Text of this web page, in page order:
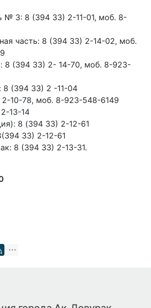
№ 3: 8 (394 33) 2-11-01, моб. 8-
часть: 8 (394 33) 2-14-02, моб.
8 (394 33) 2- 14-70, моб. 8-923-
8 (394 33) 2 -11-04
10-78, моб. 8-923-548-6149
13-14
8 (394 33) 2-12-61
33) 2-12-61
8 (394 33) 2-13-31.